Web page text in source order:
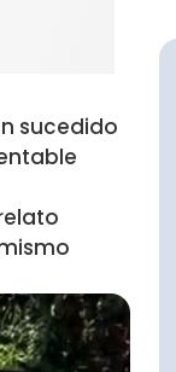
sucedido